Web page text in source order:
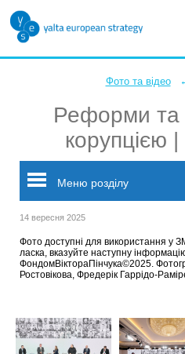
Фото та відео
Реформи та
корупцією
Меню розділу
14 вересня 2025
Фото доступні для використання у
ласка, вказуйте наступну
ФондомВіктораПінчука©2025.
Ростовікова, Фредерік Гаррідо-